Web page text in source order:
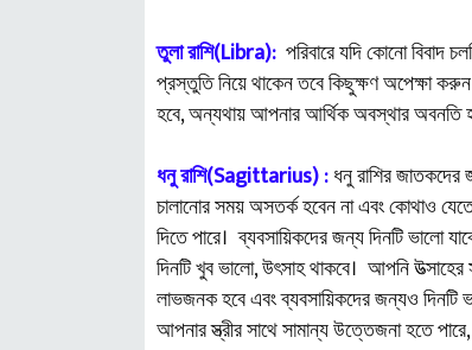
তুলা রাশি(Libra): পরিবারে যদি কোনো বিবাদ
প্রস্তুতি নিয়ে থাকেন তবে কিছুক্ষণ অপেক্ষা
হবে, অন্যথায় আপনার আর্থিক অবস্থার অবনতি
ধনু রাশি(Sagittarius) :ধনু রাশির জাতকদের
চালানোর সময় অসতর্ক হবেন না এবং কোথাও
দিতে পারে। ব্যবসায়িকদের জন্য দিনটি ভালো
দিনটি খুব ভালো, উৎসাহ থাকবে। আপনি
লাভজনক হবে এবং ব্যবসায়িকদের জন্যও দিনটি
আপনার স্ত্রীর সাথে সামান্য উত্তেজনা হতে